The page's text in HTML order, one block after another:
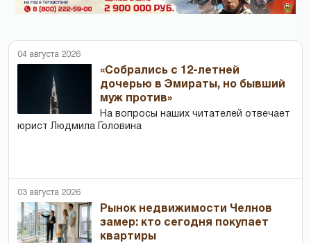
04 августа 2026
«Собрались с 12-летней
дочерью в Эмираты, но бывший
муж против»
На вопросы наших читателей отвечает
юрист Людмила Головина
03 августа 2026
Рынок недвижимости Челнов
замер: кто сегодня покупает
квартиры